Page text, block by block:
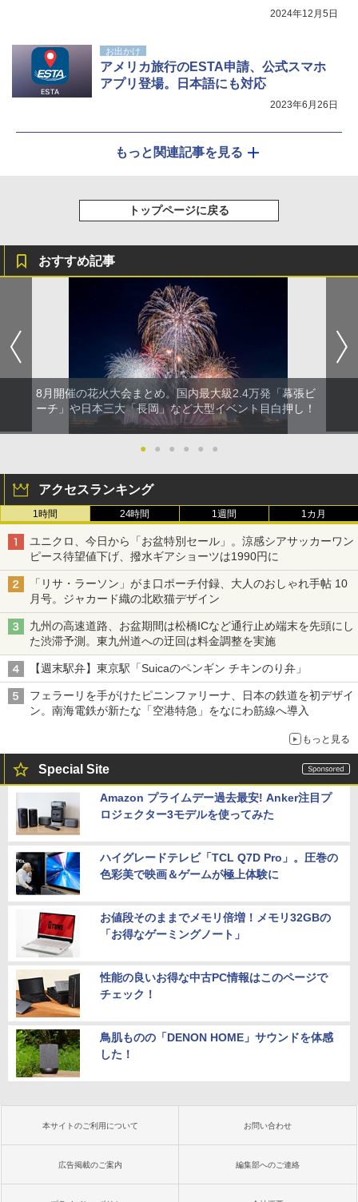
2024年12月5日
お出かけ
アメリカ旅行のESTA申請、公式スマホ
アプリ登場。日本語にも対応
2023年6月26日
もっと関連記事を見る
トップページに戻る
おすすめ記事
8月開催の花火大会まとめ。国内最大級2.4万発「幕張ビ
ーチ」や日本三大「長岡」など大型イベント目白押し！
● ● ● ● ● ●
アクセスランキング
1時間 24時間 1週間 1カ月
ユニクロ、今日から「お盆特別セール」。涼感シアサッカーワン
ピース待望値下げ、撥水ギアショーツは1990円に
「リサ・ラーソン」がま口ポーチ付録、大人のおしゃれ手帖 10
月号。ジャカード織の北欧猫デザイン
九州の高速道路、お盆期間は松橋ICなど通行止め端末を先頭にし
た渋滞予測。東九州道への迂回は料金調整を実施
【週末駅弁】東京駅「Suicaのペンギン チキンのり弁」
フェラーリを手がけたピニンファリーナ、日本の鉄道を初デザイ
ン。南海電鉄が新たな「空港特急」をなにわ筋線へ導入
もっと見る
Special Site
Amazon プライムデー過去最安! Anker注目プ
ロジェクター3モデルを使ってみた
ハイグレードテレビ「TCL Q7D Pro」。圧巻の
色彩美で映画＆ゲームが極上体験に
お値段そのままでメモリ倍増！メモリ32GBの
「お得なゲーミングノート」
性能の良いお得な中古PC情報はこのページで
チェック！
鳥肌ものの「DENON HOME」サウンドを体感
した！
本サイトのご利用について お問い合わせ
広告掲載のご案内 編集部へのご連絡